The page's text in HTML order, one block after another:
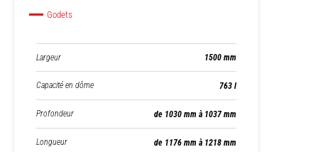
Godets
Largeur 1500 mm
Capacité en dôme 763 l
Profondeur de 1030 mm à 1037 mm
Longueur de 1176 mm à 1218 mm